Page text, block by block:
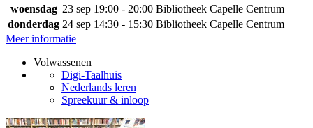
woensdag 23 sep 19:00 - 20:00 Bibliotheek Capelle Centrum
donderdag 24 sep 14:30 - 15:30 Bibliotheek Capelle Centrum
Meer informatie
Volwassenen
Digi-Taalhuis
Nederlands leren
Spreekuur & inloop